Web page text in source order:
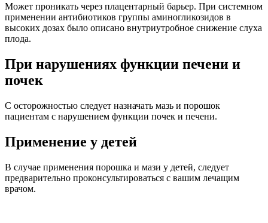
Может проникать через плацентарный барьер. При системном
применении антибиотиков группы аминогликозидов в
высоких дозах было описано внутриутробное снижение слуха
плода.
При нарушениях функции печени и
почек
С осторожностью следует назначать мазь и порошок
пациентам с нарушением функции почек и печени.
Применение у детей
В случае применения порошка и мази у детей, следует
предварительно проконсультироваться с вашим лечащим
врачом.